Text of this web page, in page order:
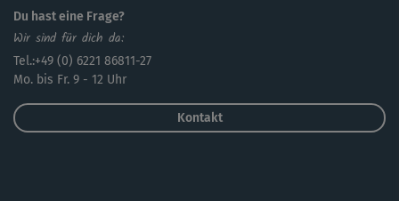
Du hast eine Frage?
Wir sind für dich da:
Tel.:+49 (0) 6221 86811-27
Mo. bis Fr. 9 - 12 Uhr
Kontakt